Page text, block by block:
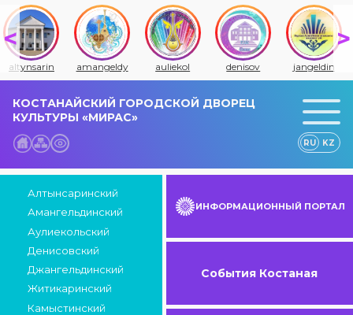
altynsarin amangeldy auliekol denisov jangeldin
КОСТАНАЙСКИЙ ГОРОДСКОЙ ДВОРЕЦ
КУЛЬТУРЫ «МИРАС»
RU KZ
Алтынсаринский
Амангельдинский
Аулиекольский
Денисовский
Джангельдинский
Житикаринский
Камыстинский
ИНФОРМАЦИОННЫЙ ПОРТАЛ
События Костаная